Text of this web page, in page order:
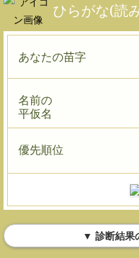
ひらがな(読
あなたの苗字
名前の
平仮名
優先順位
▼ 診断結果